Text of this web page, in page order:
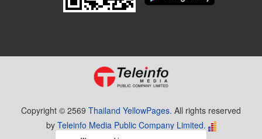
Copyright © 2569 Thailand YellowPages. All rights reserved
by Teleinfo Media Public Company Limited.